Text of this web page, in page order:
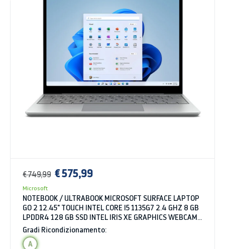
€ 749,99 € 575,99
Microsoft
NOTEBOOK / ULTRABOOK MICROSOFT SURFACE LAPTOP
GO 2 12.45" TOUCH INTEL CORE I5 1135G7 2.4 GHZ 8 GB
LPDDR4 128 GB SSD INTEL IRIS XE GRAPHICS WEBCAM
WINDOWS 11 HOME
Gradi Ricondizionamento:
A